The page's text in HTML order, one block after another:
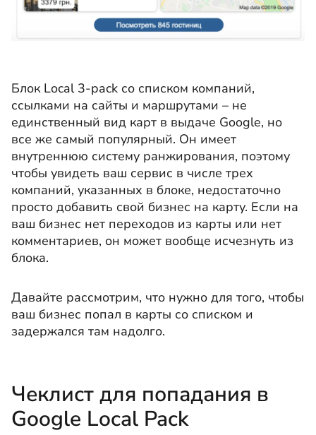
Блок Local 3-pack со списком компаний,
ссылками на сайты и маршрутами – не
единственный вид карт в выдаче Google, но
все же самый популярный. Он имеет
внутреннюю систему ранжирования, поэтому
чтобы увидеть ваш сервис в числе трех
компаний, указанных в блоке, недостаточно
просто добавить свой бизнес на карту. Если на
ваш бизнес нет переходов из карты или нет
комментариев, он может вообще исчезнуть из
блока.
Давайте рассмотрим, что нужно для того, чтобы
ваш бизнес попал в карты со списком и
задержался там надолго.
Чеклист для попадания в
Google Local Pack